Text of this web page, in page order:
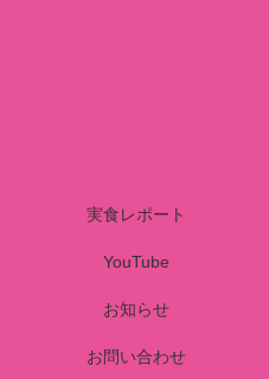
実食レポート
YouTube
お知らせ
お問い合わせ